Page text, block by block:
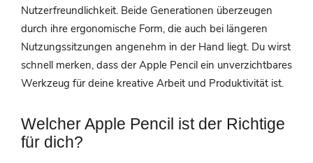
Nutzerfreundlichkeit. Beide Generationen überzeugen
durch ihre ergonomische Form, die auch bei längeren
Nutzungssitzungen angenehm in der Hand liegt. Du wirst
schnell merken, dass der Apple Pencil ein unverzichtbares
Werkzeug für deine kreative Arbeit und Produktivität ist.
Welcher Apple Pencil ist der Richtige
für dich?